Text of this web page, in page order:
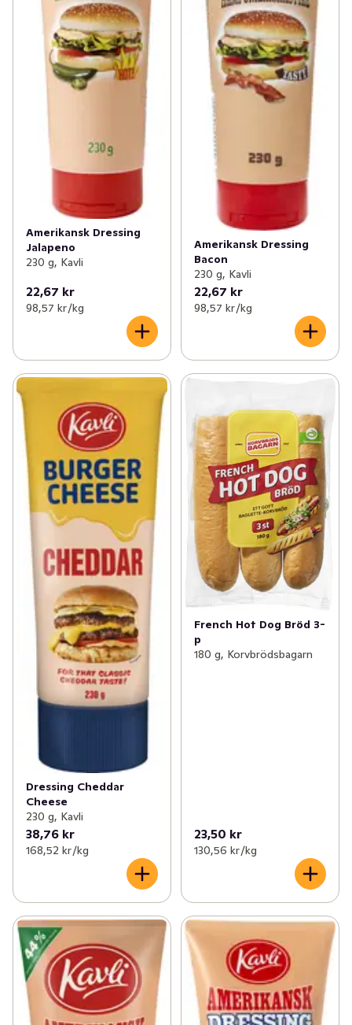
Amerikansk Dressing
Jalapeno
230 g, Kavli
22,67 kr
98,57 kr /kg
Amerikansk Dressing
Bacon
230 g, Kavli
22,67 kr
98,57 kr /kg
Dressing Cheddar
Cheese
230 g, Kavli
38,76 kr
168,52 kr /kg
French Hot Dog Bröd 3-
p
180 g, Korvbrödsbagarn
23,50 kr
130,56 kr /kg